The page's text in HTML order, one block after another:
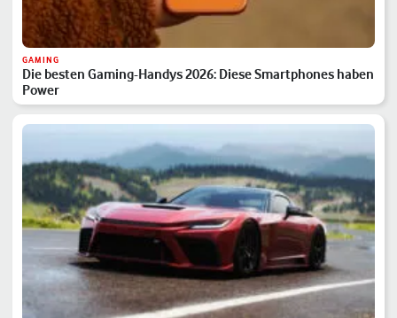
GAMING
Die besten Gaming-Handys 2026: Diese Smartphones haben
Power